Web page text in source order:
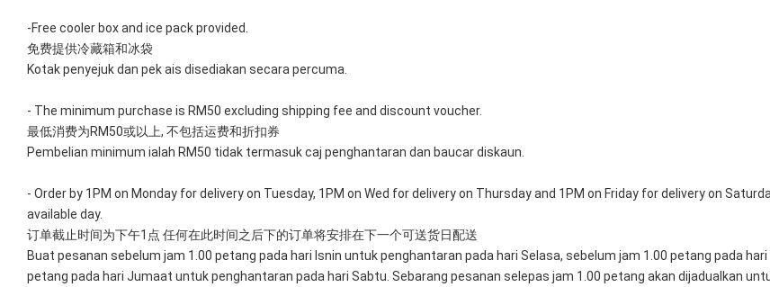
-Free cooler box and ice pack provided.
免费提供冷藏箱和冰袋
Kotak penyejuk dan pek ais disediakan secara percuma.
- The minimum purchase is RM50 excluding shipping fee and discount voucher.
最低消费为RM50或以上, 不包括运费和折扣券
Pembelian minimum ialah RM50 tidak termasuk caj penghantaran dan baucar diskaun.
- Order by 1PM on Monday for delivery on Tuesday, 1PM on Wed for delivery on Thursday and 1PM on Friday for delivery on
available day.
订单截止时间为下午1点 任何在此时间之后下的订单将安排在下一个可送货日配送
Buat pesanan sebelum jam 1.00 petang pada hari Isnin untuk penghantaran pada hari Selasa, sebelum jam 1.00 petang pada
petang pada hari Jumaat untuk penghantaran pada hari Sabtu. Sebarang pesanan selepas jam 1.00 petang akan dijadualkan